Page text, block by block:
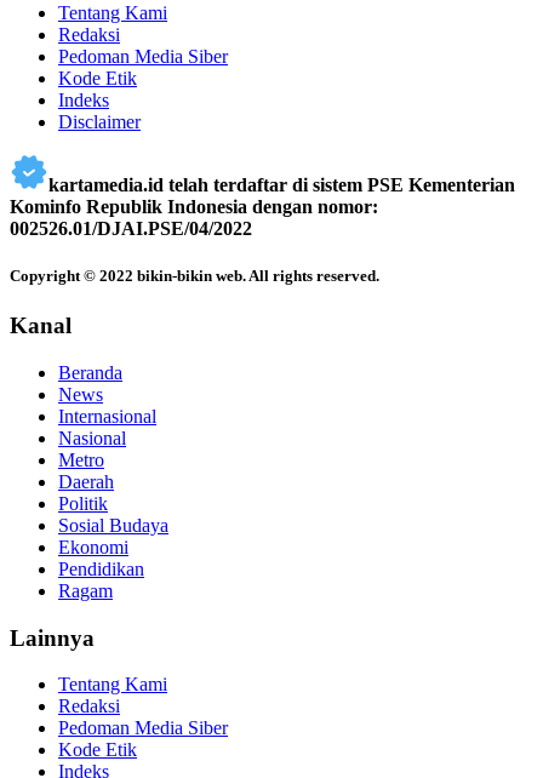
Tentang Kami
Redaksi
Pedoman Media Siber
Kode Etik
Indeks
Disclaimer
kartamedia.id telah terdaftar di sistem PSE Kementerian
Kominfo Republik Indonesia dengan nomor:
002526.01/DJAI.PSE/04/2022
Copyright © 2022 bikin-bikin web. All rights reserved.
Kanal
Beranda
News
Internasional
Nasional
Metro
Daerah
Politik
Sosial Budaya
Ekonomi
Pendidikan
Ragam
Lainnya
Tentang Kami
Redaksi
Pedoman Media Siber
Kode Etik
Indeks